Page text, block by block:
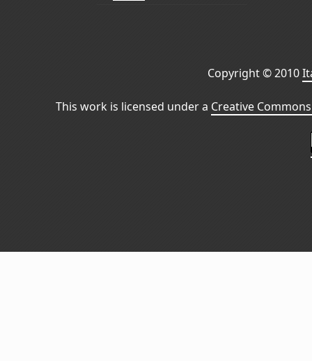
Copyright © 2010
This work is licensed under a Creative